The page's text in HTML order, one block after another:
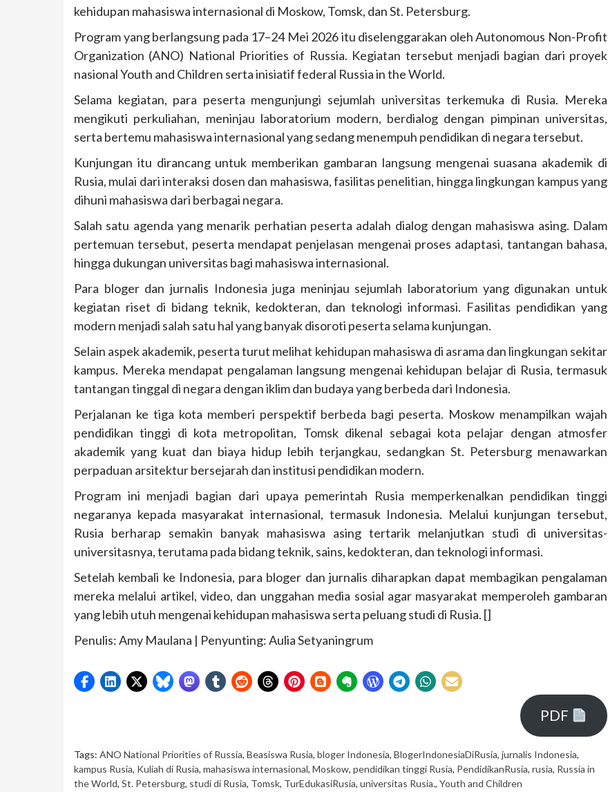
kehidupan mahasiswa internasional di Moskow, Tomsk, dan St. Petersburg.
Program yang berlangsung pada 17–24 Mei 2026 itu diselenggarakan oleh Autonomous Non-Profit
Organization (ANO) National Priorities of Russia. Kegiatan tersebut menjadi bagian dari proyek
nasional Youth and Children serta inisiatif federal Russia in the World.
Selama kegiatan, para peserta mengunjungi sejumlah universitas terkemuka di Rusia. Mereka
mengikuti perkuliahan, meninjau laboratorium modern, berdialog dengan pimpinan universitas,
serta bertemu mahasiswa internasional yang sedang menempuh pendidikan di negara tersebut.
Kunjungan itu dirancang untuk memberikan gambaran langsung mengenai suasana akademik di
Rusia, mulai dari interaksi dosen dan mahasiswa, fasilitas penelitian, hingga lingkungan kampus yang
dihuni mahasiswa dari berbagai negara.
Salah satu agenda yang menarik perhatian peserta adalah dialog dengan mahasiswa asing. Dalam
pertemuan tersebut, peserta mendapat penjelasan mengenai proses adaptasi, tantangan bahasa,
hingga dukungan universitas bagi mahasiswa internasional.
Para bloger dan jurnalis Indonesia juga meninjau sejumlah laboratorium yang digunakan untuk
kegiatan riset di bidang teknik, kedokteran, dan teknologi informasi. Fasilitas pendidikan yang
modern menjadi salah satu hal yang banyak disoroti peserta selama kunjungan.
Selain aspek akademik, peserta turut melihat kehidupan mahasiswa di asrama dan lingkungan sekitar
kampus. Mereka mendapat pengalaman langsung mengenai kehidupan belajar di Rusia, termasuk
tantangan tinggal di negara dengan iklim dan budaya yang berbeda dari Indonesia.
Perjalanan ke tiga kota memberi perspektif berbeda bagi peserta. Moskow menampilkan wajah
pendidikan tinggi di kota metropolitan, Tomsk dikenal sebagai kota pelajar dengan atmosfer
akademik yang kuat dan biaya hidup lebih terjangkau, sedangkan St. Petersburg menawarkan
perpaduan arsitektur bersejarah dan institusi pendidikan modern.
Program ini menjadi bagian dari upaya pemerintah Rusia memperkenalkan pendidikan tinggi
negaranya kepada masyarakat internasional, termasuk Indonesia. Melalui kunjungan tersebut,
Rusia berharap semakin banyak mahasiswa asing tertarik melanjutkan studi di universitas-
universitasnya, terutama pada bidang teknik, sains, kedokteran, dan teknologi informasi.
Setelah kembali ke Indonesia, para bloger dan jurnalis diharapkan dapat membagikan pengalaman
mereka melalui artikel, video, dan unggahan media sosial agar masyarakat memperoleh gambaran
yang lebih utuh mengenai kehidupan mahasiswa serta peluang studi di Rusia. []
Penulis: Amy Maulana | Penyunting: Aulia Setyaningrum
PDF
Tags: ANO National Priorities of Russia, Beasiswa Rusia, bloger Indonesia, BlogerIndonesiaDiRusia, jurnalis Indonesia,
kampus Rusia, Kuliah di Rusia, mahasiswa internasional, Moskow, pendidikan tinggi Rusia, PendidikanRusia, rusia, Russia in
the World, St. Petersburg, studi di Rusia, Tomsk, TurEdukasiRusia, universitas Rusia., Youth and Children